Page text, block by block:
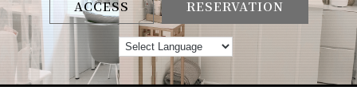
ACCESS RESERVATION